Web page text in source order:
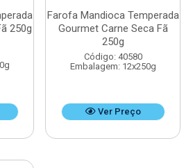
250g
Farofa Mandioca Temperada
Gourmet Carne Seca Fã
250g
Código: 40580
Embalagem: 12x250g
Ver Preço